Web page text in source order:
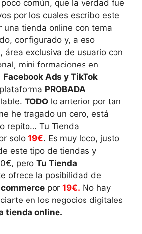
común, que la verdad fue
por los cuales escribo este
una tienda online con tema
configurado y, a eso
área exclusiva de usuario con
mini formaciones en
Facebook Ads y TikTok
PROBADA
TODO lo anterior por tan
he tragado un cero, está
repito… Tu Tienda
solo 19€. Es muy loco, justo
este tipo de tiendas y
pero Tu Tienda
ofrece la posibilidad de
por 19€. No hay
en los negocios digitales
tienda online.